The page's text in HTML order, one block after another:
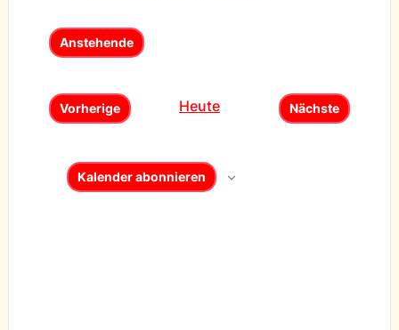
Anstehende
wählen.
Vorherige
Heute
Nächste
Kalender abonnieren